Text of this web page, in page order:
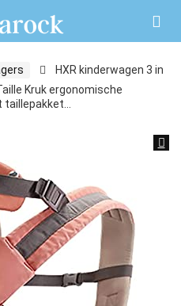
HXR kinderwagen 3 in
Kruk ergonomische